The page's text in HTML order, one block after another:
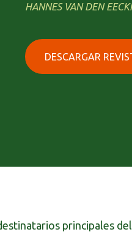
HANNES VAN DEN
DESCARGAR
principales